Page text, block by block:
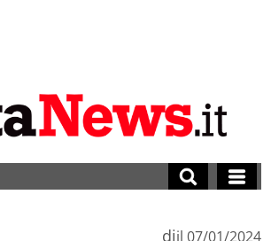
diil 07/01/2024